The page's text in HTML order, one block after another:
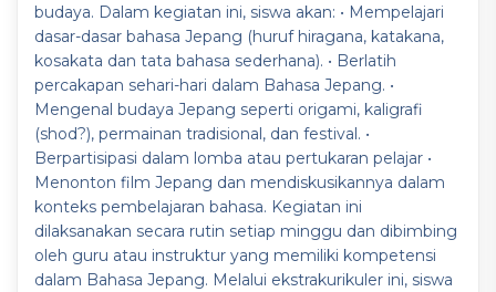
budaya. Dalam kegiatan ini, siswa akan: • Mempelajari
dasar-dasar bahasa Jepang (huruf hiragana, katakana,
kosakata dan tata bahasa sederhana). • Berlatih
percakapan sehari-hari dalam Bahasa Jepang. •
Mengenal budaya Jepang seperti origami, kaligrafi
(shod?), permainan tradisional, dan festival. •
Berpartisipasi dalam lomba atau pertukaran pelajar •
Menonton film Jepang dan mendiskusikannya dalam
konteks pembelajaran bahasa. Kegiatan ini
dilaksanakan secara rutin setiap minggu dan dibimbing
oleh guru atau instruktur yang memiliki kompetensi
dalam Bahasa Jepang. Melalui ekstrakurikuler ini, siswa